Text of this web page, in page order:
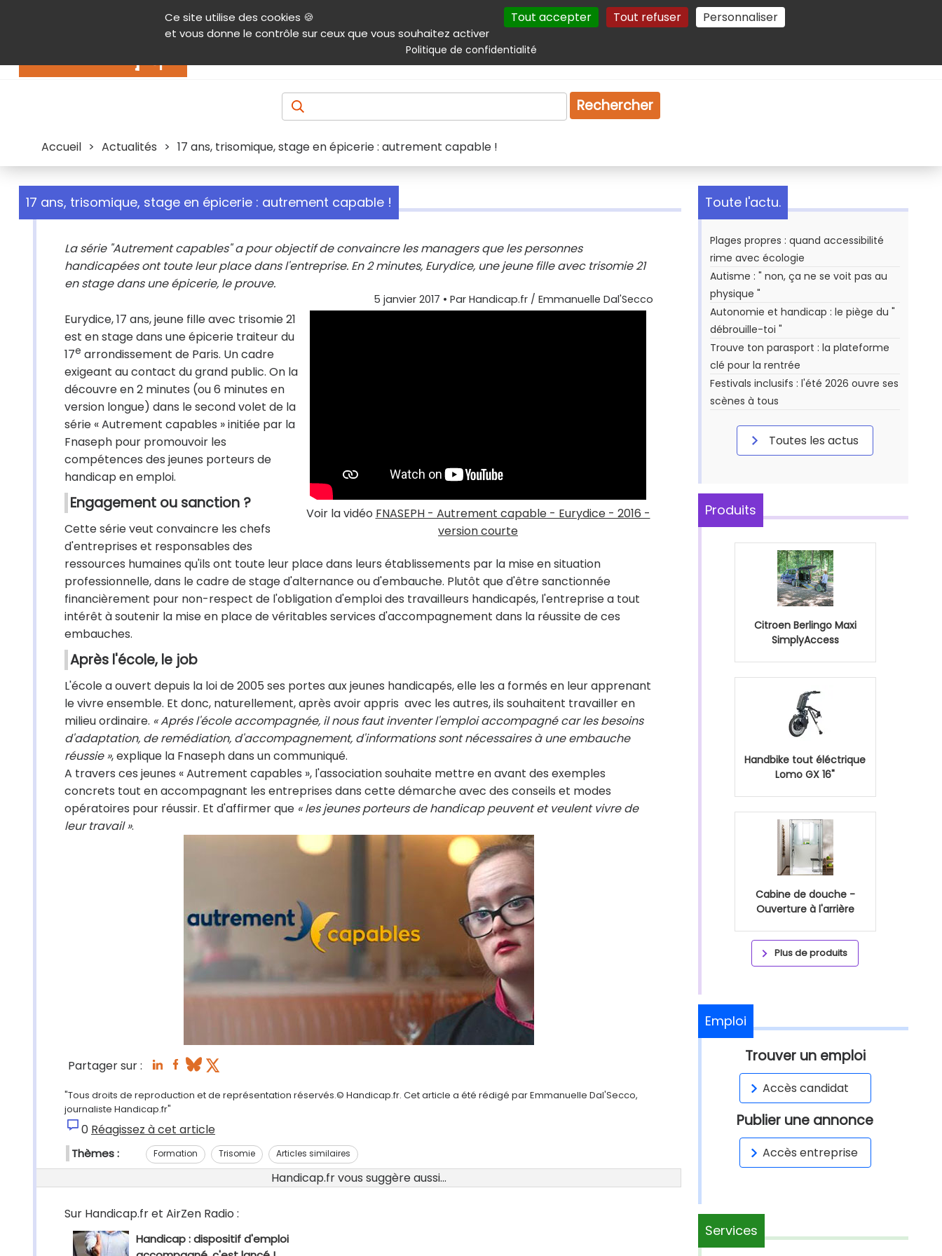
Ce site utilise des cookies 🍪
et vous donne le contrôle sur ceux que vous souhaitez activer
Tout accepter Tout refuser Personnaliser
Politique de confidentialité
Contenu Aide et accessibilité Menu principal Autres services Plan du site Gestion des cookies
Produits & services Emploi Droit
Rechercher
Accueil > Actualités > 17 ans, trisomique, stage en épicerie : autrement capable !
17 ans, trisomique, stage en épicerie : autrement capable !
La série "Autrement capables" a pour objectif de convaincre les managers que les personnes
handicapées ont toute leur place dans l'entreprise. En 2 minutes, Eurydice, une jeune fille avec trisomie 21
en stage dans une épicerie, le prouve.
5 janvier 2017 • Par Handicap.fr / Emmanuelle Dal'Secco
Voir la vidéo FNASEPH - Autrement capable - Eurydice - 2016 -
version courte
Eurydice, 17 ans, jeune fille avec trisomie 21
est en stage dans une épicerie traiteur du
17e arrondissement de Paris. Un cadre
exigeant au contact du grand public. On la
découvre en 2 minutes (ou 6 minutes en
version longue) dans le second volet de la
série « Autrement capables » initiée par la
Fnaseph pour promouvoir les
compétences des jeunes porteurs de
handicap en emploi.
Engagement ou sanction ?
Cette série veut convaincre les chefs
d'entreprises et responsables des
ressources humaines qu'ils ont toute leur place dans leurs établissements par la mise en situation
professionnelle, dans le cadre de stage d'alternance ou d'embauche. Plutôt que d'être sanctionnée
financièrement pour non-respect de l'obligation d'emploi des travailleurs handicapés, l'entreprise a tout
intérêt à soutenir la mise en place de véritables services d'accompagnement dans la réussite de ces
embauches.
Après l'école, le job
L'école a ouvert depuis la loi de 2005 ses portes aux jeunes handicapés, elle les a formés en leur apprenant
le vivre ensemble. Et donc, naturellement, après avoir appris avec les autres, ils souhaitent travailler en
milieu ordinaire. « Aprés l'école accompagnée, il nous faut inventer l'emploi accompagné car les besoins
d'adaptation, de remédiation, d'accompagnement, d'informations sont nécessaires à une embauche
réussie », explique la Fnaseph dans un communiqué.
A travers ces jeunes « Autrement capables », l'association souhaite mettre en avant des exemples
concrets tout en accompagnant les entreprises dans cette démarche avec des conseils et modes
opératoires pour réussir. Et d'affirmer que « les jeunes porteurs de handicap peuvent et veulent vivre de
leur travail ».
Partager sur :
"Tous droits de reproduction et de représentation réservés.© Handicap.fr. Cet article a été rédigé par Emmanuelle Dal'Secco,
journaliste Handicap.fr"
0 Réagissez à cet article
Thèmes : Formation Trisomie Articles similaires
Handicap.fr vous suggère aussi...
Sur Handicap.fr et AirZen Radio :
Handicap : dispositif d'emploi
Toute l'actu.
Plages propres : quand accessibilité
rime avec écologie
Autisme : " non, ça ne se voit pas au
physique "
Autonomie et handicap : le piège du "
débrouille-toi "
Trouve ton parasport : la plateforme
clé pour la rentrée
Festivals inclusifs : l'été 2026 ouvre ses
scènes à tous
Toutes les actus
Produits
Citroen Berlingo Maxi
SimplyAccess
Handbike tout éléctrique
Lomo GX 16"
Cabine de douche -
Ouverture à l'arrière
Plus de produits
Emploi
Trouver un emploi
Accès candidat
Publier une annonce
Accès entreprise
Services